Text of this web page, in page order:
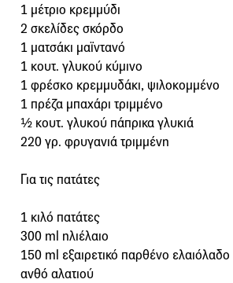
1 μέτριο κρεμμύδι
2 σκελίδες σκόρδο
1 ματσάκι μαϊντανό
1 κουτ. γλυκού κύμινο
1 φρέσκο κρεμμυδάκι, ψιλοκομμένο
1 πρέζα μπαχάρι τριμμένο
½ κουτ. γλυκού πάπρικα γλυκιά
220 γρ. φρυγανιά τριμμένη
Για τις πατάτες
1 κιλό πατάτες
300 ml ηλιέλαιο
150 ml εξαιρετικό παρθένο ελαιόλαδο
ανθό αλατιού